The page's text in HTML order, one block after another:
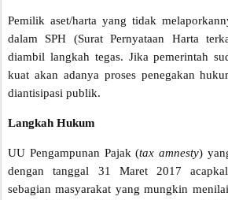
Pemilik aset/harta yang tidak
dalam SPH (Surat Pernyataan Harta
diambil langkah tegas. Jika pemerintah
kuat akan adanya proses penegakan
diantisipasi publik.
Langkah Hukum
UU Pengampunan Pajak (tax amnesty)
dengan tanggal 31 Maret 2017
sebagian masyarakat yang mungkin